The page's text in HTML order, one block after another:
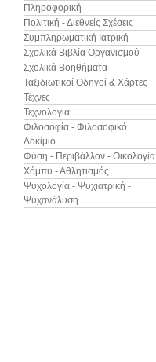
Πληροφορική
Πολιτική - Διεθνείς Σχέσεις
Συμπληρωματική Ιατρική
Σχολικά Βιβλία Οργανισμού
Σχολικά Βοηθήματα
Ταξιδιωτικοί Οδηγοί & Χάρτες
Τέχνες
Τεχνολογία
Φιλοσοφία - Φιλοσοφικό
Δοκίμιο
Φύση - Περιβάλλον - Οικολογία
Χόμπυ - Αθλητισμός
Ψυχολογία - Ψυχιατρική -
Ψυχανάλυση